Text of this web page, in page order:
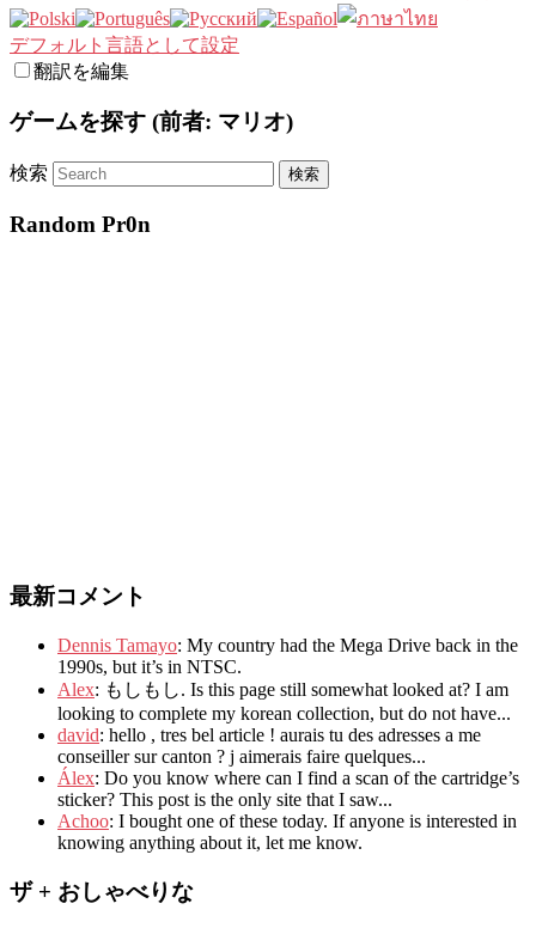
デフォルト言語として設定
翻訳を編集
ゲームを探す (前者: マリオ)
検索
Random Pr0n
最新コメント
Dennis Tamayo: My country had the Mega Drive back in the
1990s, but it’s in NTSC.
Alex: もしもし. Is this page still somewhat looked at? I am
looking to complete my korean collection, but do not have...
david: hello , tres bel article ! aurais tu des adresses a me
conseiller sur canton ? j aimerais faire quelques...
Álex: Do you know where can I find a scan of the cartridge’s
sticker? This post is the only site that I saw...
Achoo: I bought one of these today. If anyone is interested in
knowing anything about it, let me know.
ザ + おしゃべりな